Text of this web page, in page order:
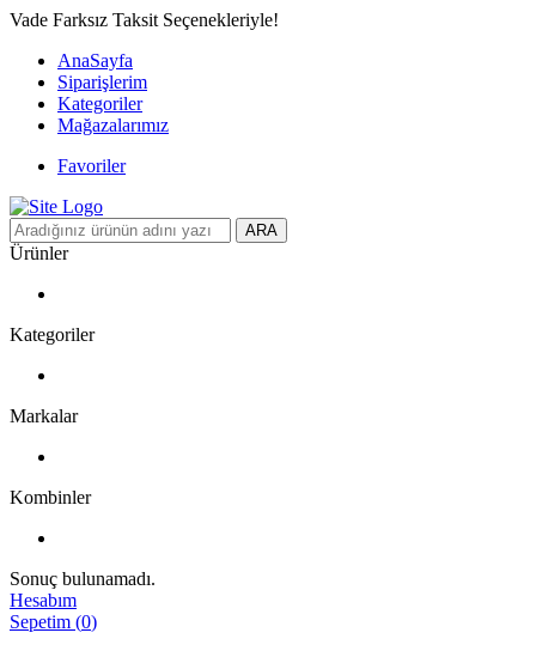
Vade Farksız Taksit Seçenekleriyle!
AnaSayfa
Siparişlerim
Kategoriler
Mağazalarımız
Favoriler
ARA
Ürünler
Kategoriler
Markalar
Kombinler
Sonuç bulunamadı.
Hesabım
Sepetim (0)